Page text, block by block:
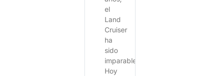
el
Land
Cruiser
ha
sido
imparable.
Hoy